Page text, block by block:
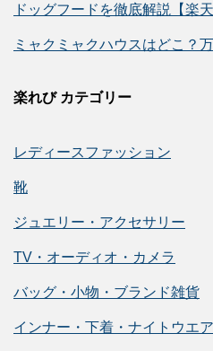
ドッグフードを徹底解説【楽天
ミャクミャクハウスはどこ？
楽れび カテゴリー
レディースファッション
靴
ジュエリー・アクセサリー
TV・オーディオ・カメラ
バッグ・小物・ブランド雑貨
インナー・下着・ナイトウエア